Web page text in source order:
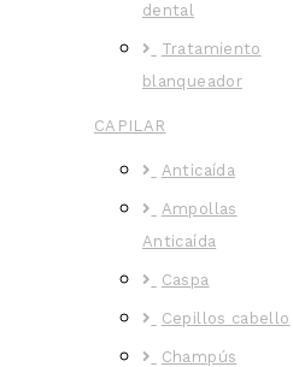
dental
Tratamiento
blanqueador
CAPILAR
Anticaída
Ampollas
Anticaída
Caspa
Cepillos cabello
Champús